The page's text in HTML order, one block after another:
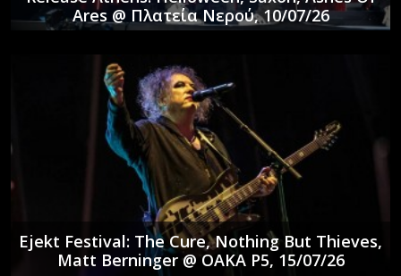
Ares @ Πλατεία Νερού, 10/07/26
Ejekt Festival: The Cure, Nothing But Thieves,
Matt Berninger @ ΟΑΚΑ P5, 15/07/26